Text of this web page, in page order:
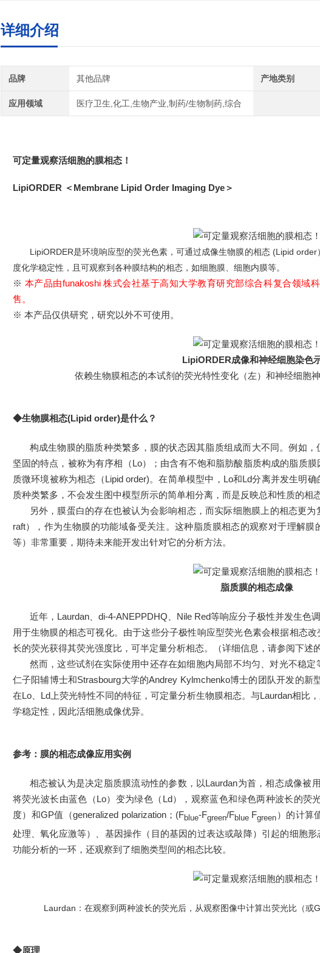
详细介绍
品牌 其他品牌 产地类别
应用领域 医疗卫生,化工,生物产业,制药/生物制药,综合
可定量观察活细胞的膜相态！
LipiORDER ＜Membrane Lipid Order Imaging Dye＞
LipiORDER是环境响应型的荧光色素，可通过成像生物膜的相态 (Lipid order
度化学稳定性，且可观察到各种膜结构的相态，如细胞膜、细胞内膜等。
※ 本产品由funakoshi 株式会社基于高知大学教育研究部综合科复合领域
售。
※ 本产品仅供研究，研究以外不可使用。
LipiORDER成像和神经细胞染色
依赖生物膜相态的本试剂的荧光特性变化（左）和神经细胞
◆生物膜相态(Lipid order)是什么？
构成生物膜的脂质种类繁多，膜的状态因其脂质组成而大不同。例如
坚固的特点，被称为有序相（Lo）；由含有不饱和脂肪酸脂质构成的脂质
质微环境被称为相态（Lipid order)。在简单模型中，Lo和Ld分离并发生明
质种类繁多，不会发生图中模型所示的简单相分离，而是反映总和性质的相态
另外，膜蛋白的存在也被认为会影响相态，而实际细胞膜上的相态更
raft），作为生物膜的功能域备受关注。这种脂质膜相态的观察对于理解
等）非常重要，期待未来能开发出针对它的分析方法。
脂质膜的相态成像
近年，Laurdan、di-4-ANEPPDHQ、Nile Red等响应分子极性并发生色
用于生物膜的相态可视化。由于这些分子极性响应型荧光色素会根据相态
长的荧光获得其荧光强度比，可半定量分析相态。（详细信息，请参阅下述的
然而，这些试剂在实际使用中还存在如细胞内局部不均匀、对光不稳
仁子阳辅博士和Strasbourg大学的Andrey Kylmchenko博士的团队开发的新
在Lo、Ld上荧光特性不同的特征，可定量分析生物膜相态。与Laurdan相比
学稳定性，因此活细胞成像优异。
参考：膜的相态成像应用实例
相态被认为是决定脂质膜流动性的参数，以Laurdan为首，相态成像被
将荧光波长由蓝色（Lo）变为绿色（Ld），观察蓝色和绿色两种波长的荧
度）和GP值（generalized polarization；(Fblue-Fgreen/FblueFgreen ）的计算
处理、氧化应激等）、基因操作（目的基因的过表达或敲降）引起的细胞
功能分析的一环，还观察到了细胞类型间的相态比较。
Laurdan：在观察到两种波长的荧光后，从观察图像中计算出荧光比（或
◆原理